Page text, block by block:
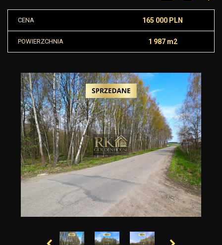
CENA 165 000 PLN
POWIERZCHNIA 1 987 m2